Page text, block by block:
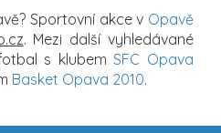
Sportovní akce v Opavě
. Mezi další vyhledávané
s klubemSFC Opava
Basket Opava 2010.